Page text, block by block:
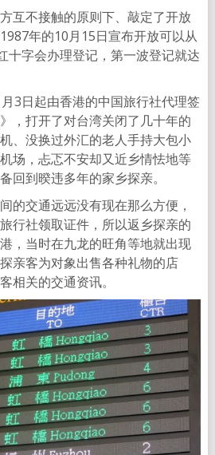
互不接触的原则下、敲定了开放
年的10月15日宣布开放可以从
十字会办理登记，第一波登记就达
3日起由香港的中国旅行社代理签
，打开了对台湾关闭了几十年的
、没换过外汇的老人手持大包小
场，忐忑不安却又近乡情怯地等
回到暌违多年的家乡探亲。
的交通远远没有现在那么方便，
行社领取证件，所以返乡探亲的
，当时在九龙的旺角等地就出现
亲客为对象出售各种礼物的店
相关的交通资讯。